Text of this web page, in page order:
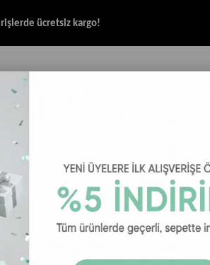
ücretsiz kargo!
HALAT & İP SANDALET
Erkek T-Shirt - Lacivert
Ellesse
Lacivert
Ellese EM460-NV Polo